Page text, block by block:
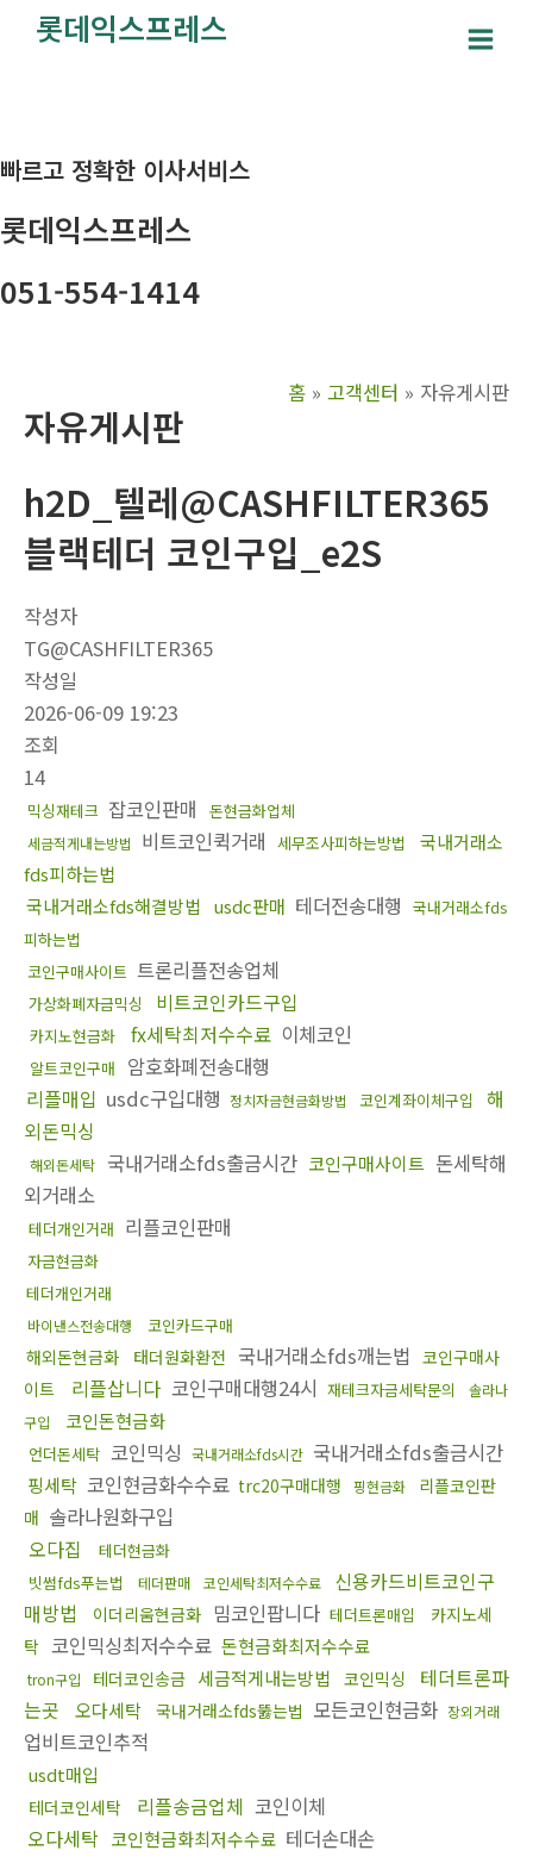
너
기
롯데익스프레스
Main
빠르고 정확한 이사서비스
롯데익스프레스
051-554-1414
홈 고객센터 자유게시판
자유게시판
h2D_텔레@CASHFILTER365
블랙테더 코인구입_e2S
작성자
TG@CASHFILTER365
작성일
2026-06-09 19:23
조회
14
믹싱재테크 잡코인판매 돈현금화업체
세금적게내는방법 비트코인퀵거래 세무조사피하는방법
국내거래소
fds피하는법
국내거래소fds해결방법 usdc판매 테더전송대행 국내거래소fds
피하는법
코인구매사이트 트론리플전송업체
가상화폐자금믹싱 비트코인카드구입
카지노현금화 fx세탁최저수수료 이체코인
알트코인구매
암호화폐전송대행
리플매입 usdc구입대행 정치자금현금화방법 코인계좌이체구입
해
외돈믹싱
해외돈세탁 국내거래소fds출금시간 코인구매사이트 돈세탁해
외거래소
테더개인거래 리플코인판매
자금현금화
테더개인거래
바이낸스전송대행 코인카드구매
해외돈현금화 태더원화환전 국내거래소fds깨는법 코인구매사
이트
리플삽니다 코인구매대행24시 재테크자금세탁문의
솔라나
구입
코인돈현금화
언더돈세탁 코인믹싱 국내거래소fds시간 국내거래소fds출금시간
핑세탁 코인현금화수수료 trc20구매대행 핑현금화
리플코인판
매 솔라나원화구입
오다집
테더현금화
빗썸fds푸는법
테더판매 코인세탁최저수수료
신용카드비트코인구
매방법
이더리움현금화 밈코인팝니다 테더트론매입
카지노세
탁 코인믹싱최저수수료 돈현금화최저수수료
tron구입 테더코인송금 세금적게내는방법 코인믹싱
테더트론파
는곳
오다세탁 국내거래소fds뚫는법 모든코인현금화 장외거래
업비트코인추적
usdt매입
테더코인세탁 리플송금업체 코인이체
오다세탁 코인현금화최저수수료 테더손대손